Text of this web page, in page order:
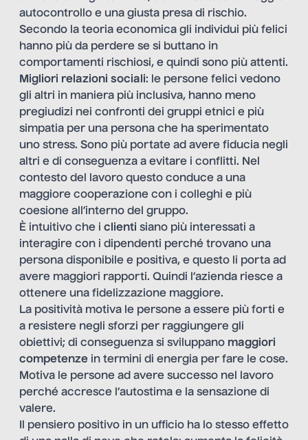
autocontrollo e una giusta presa di rischio.
Secondo la teoria economica gli individui più felici
hanno più da perdere se si buttano in
comportamenti rischiosi, e quindi sono più attenti.
Migliori relazioni sociali: le persone felici vedono
gli altri in maniera più inclusiva, hanno meno
pregiudizi nei confronti dei gruppi etnici e più
simpatia per una persona che ha sperimentato
uno stress. Sono più portate ad avere fiducia negli
altri e di conseguenza a evitare i conflitti. Nel
contesto del lavoro questo conduce a una
maggiore cooperazione con i colleghi e più
coesione all’interno del gruppo.
È intuitivo che i clienti siano più interessati a
interagire con i dipendenti perché trovano una
persona disponibile e positiva, e questo li porta ad
avere maggiori rapporti. Quindi l’azienda riesce a
ottenere una fidelizzazione maggiore.
La positività motiva le persone a essere più forti e
a resistere negli sforzi per raggiungere gli
obiettivi; di conseguenza si sviluppano maggiori
competenze in termini di energia per fare le cose.
Motiva le persone ad avere successo nel lavoro
perché accresce l’autostima e la sensazione di
valere.
Il pensiero positivo in un ufficio ha lo stesso effetto